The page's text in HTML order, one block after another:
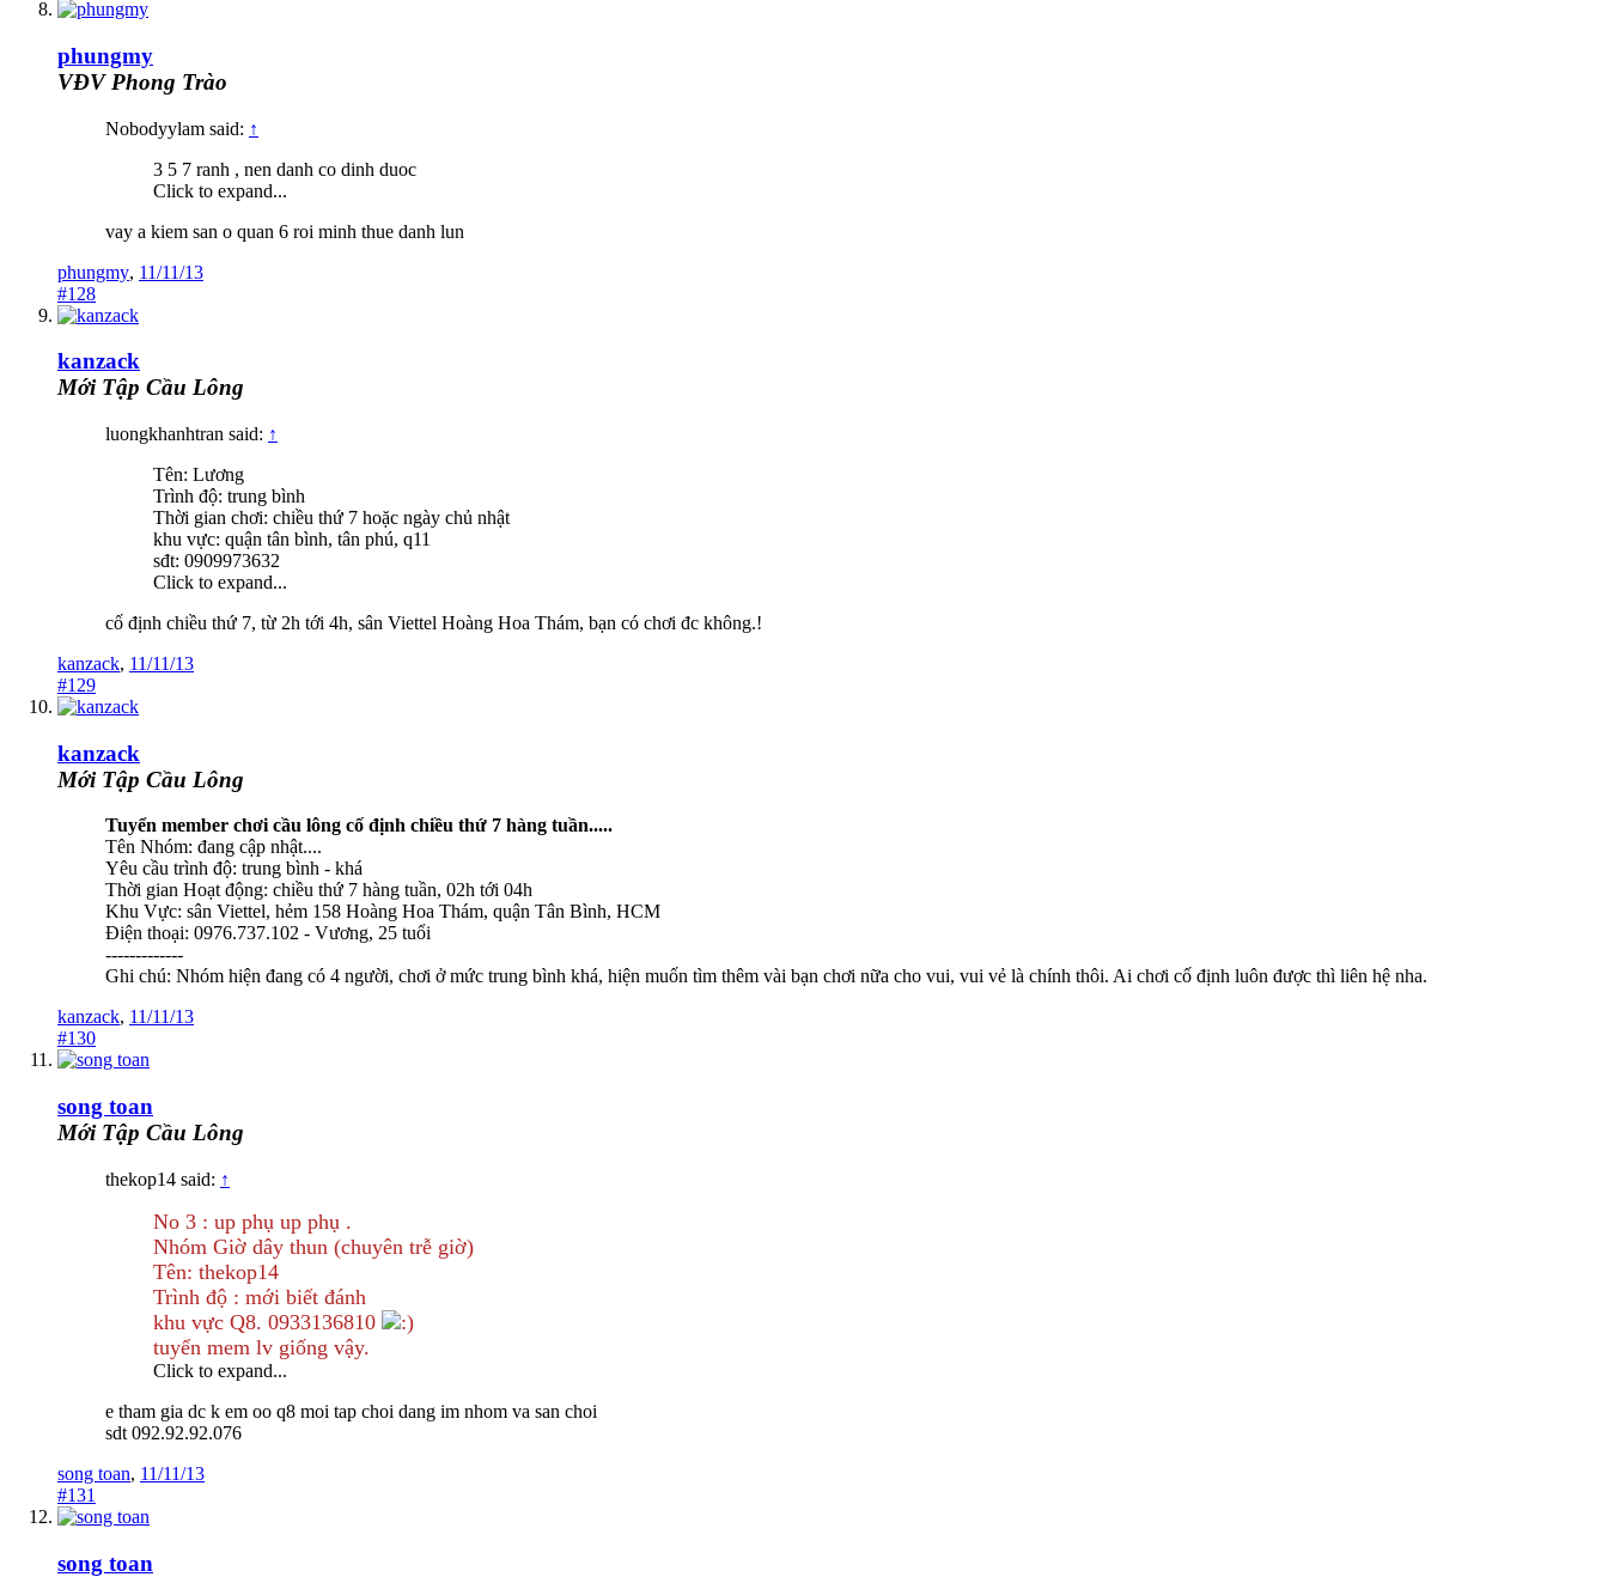
phungmy
VĐV Phong Trào
Nobodyylam said: ↑
3 5 7 ranh , nen danh co dinh duoc
Click to expand...
vay a kiem san o quan 6 roi minh thue danh lun
phungmy, 11/11/13
#128
kanzack
Mới Tập Cầu Lông
luongkhanhtran said: ↑
Tên: Lương
Trình độ: trung bình
Thời gian chơi: chiều thứ 7 hoặc ngày chủ nhật
khu vực: quận tân bình, tân phú, q11
sđt: 0909973632
Click to expand...
cố định chiều thứ 7, từ 2h tới 4h, sân Viettel Hoàng Hoa Thám, bạn có chơi đc không.!
kanzack, 11/11/13
#129
kanzack
Mới Tập Cầu Lông
Tuyển member chơi cầu lông cố định chiều thứ 7 hàng tuần.....
Tên Nhóm: đang cập nhật....
Yêu cầu trình độ: trung bình - khá
Thời gian Hoạt động: chiều thứ 7 hàng tuần, 02h tới 04h
Khu Vực: sân Viettel, hẻm 158 Hoàng Hoa Thám, quận Tân Bình, HCM
Điện thoại: 0976.737.102 - Vương, 25 tuổi
-------------
Ghi chú: Nhóm hiện đang có 4 người, chơi ở mức trung bình khá, hiện muốn tìm thêm vài bạn chơi nữa cho vui, vui vẻ là chính thôi. Ai chơi cố định luôn được thì liên hệ nha.
kanzack, 11/11/13
#130
song toan
Mới Tập Cầu Lông
thekop14 said: ↑
No 3 : up phụ up phụ .
Nhóm Giờ dây thun (chuyên trễ giờ)
Tên: thekop14
Trình độ : mới biết đánh
khu vực Q8. 0933136810
tuyển mem lv giống vậy.
Click to expand...
e tham gia dc k em oo q8 moi tap choi dang im nhom va san choi
sdt 092.92.92.076
song toan, 11/11/13
#131
song toan